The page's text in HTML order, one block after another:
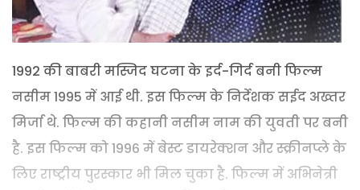
1992 की बाबरी मस्जिद घटना के इर्द-गिर्द बनी फिल्म
नसीम 1995 में आई थी. इस फिल्म के निर्देशक सईद अख्तर
मिर्जा थे. फिल्म की कहानी नसीम नाम की युवती पर बनी
है. इस फिल्म को 1996 में बेस्ट डायरेक्शन और स्क्रीनप्ले के
लिए राष्ट्रीय पुरस्कार भी मिल चुका है. फिल्म में अभिनेत्री